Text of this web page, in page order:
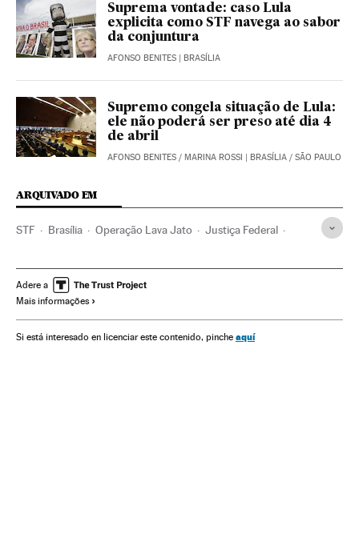
Suprema vontade: caso Lula
explicita como STF navega ao sabor
da conjuntura
AFONSO BENITES | BRASÍLIA
Supremo congela situação de Lula:
ele não poderá ser preso até dia 4
de abril
AFONSO BENITES / MARINA ROSSI | BRASÍLIA / SÃO PAULO
ARQUIVADO EM
STF Brasília Operação Lava Jato Justiça Federal
Investigação policial Incêndios
Emergências Corrupção política Poder judicial
Adere a
Mais informações
Si está interesado en licenciar este contenido, pinche aquí